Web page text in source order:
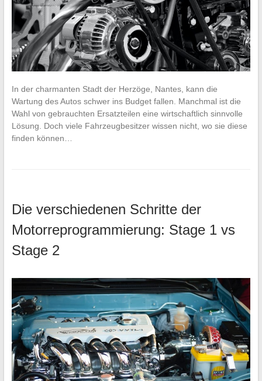
In der charmanten Stadt der Herzöge, Nantes, kann die
Wartung des Autos schwer ins Budget fallen. Manchmal ist die
Wahl von gebrauchten Ersatzteilen eine wirtschaftlich sinnvolle
Lösung. Doch viele Fahrzeugbesitzer wissen nicht, wo sie diese
finden können…
Die verschiedenen Schritte der
Motorreprogrammierung: Stage 1 vs
Stage 2